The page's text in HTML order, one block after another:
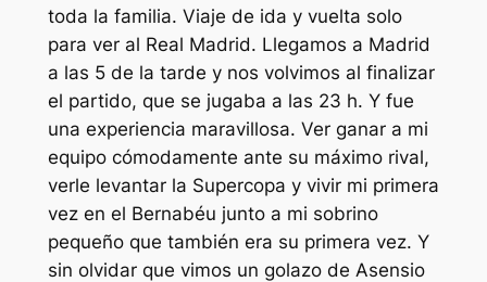
toda la familia. Viaje de ida y vuelta solo
para ver al Real Madrid. Llegamos a Madrid
a las 5 de la tarde y nos volvimos al finalizar
el partido, que se jugaba a las 23 h. Y fue
una experiencia maravillosa. Ver ganar a mi
equipo cómodamente ante su máximo rival,
verle levantar la Supercopa y vivir mi primera
vez en el Bernabéu junto a mi sobrino
pequeño que también era su primera vez. Y
sin olvidar que vimos un golazo de Asensio